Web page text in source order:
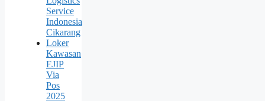
Service
Indonesia
Cikarang
Loker
Kawasan
EJIP
Via
Pos
2025